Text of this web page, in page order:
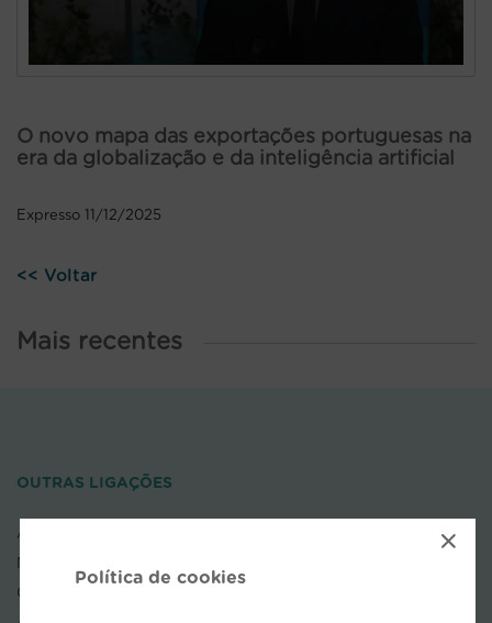
O novo mapa das exportações portuguesas na
era da globalização e da inteligência artificial
Expresso 11/12/2025
<< Voltar
Mais recentes
OUTRAS LIGAÇÕES
AEP
NOVOBANCO
COFACE
×
Política de cookies